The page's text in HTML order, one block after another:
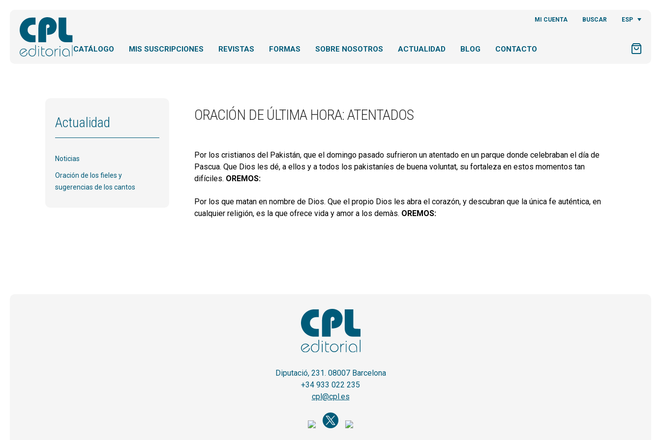
MI CUENTA BUSCAR ESP
CATÁLOGO MIS SUSCRIPCIONES REVISTAS FORMAS SOBRE NOSOTROS ACTUALIDAD BLOG CONTACTO
ORACIÓN DE ÚLTIMA HORA: ATENTADOS
Por los cristianos del Pakistán, que el domingo pasado sufrieron un atentado en un parque donde celebraban el día de
Pascua. Que Dios les dé, a ellos y a todos los pakistaníes de buena voluntat, su fortaleza en estos momentos tan
difíciles. OREMOS:
Por los que matan en nombre de Dios. Que el propio Dios les abra el corazón, y descubran que la única fe auténtica, en
cualquier religión, es la que ofrece vida y amor a los demàs. OREMOS:
Actualidad
Noticias
Oración de los fieles y
sugerencias de los cantos
Diputació, 231. 08007 Barcelona
+34 933 022 235
cpl@cpl.es